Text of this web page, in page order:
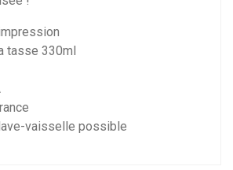
tasse 330ml
vaisselle possible